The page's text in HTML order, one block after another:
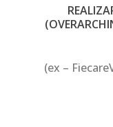
(ex –